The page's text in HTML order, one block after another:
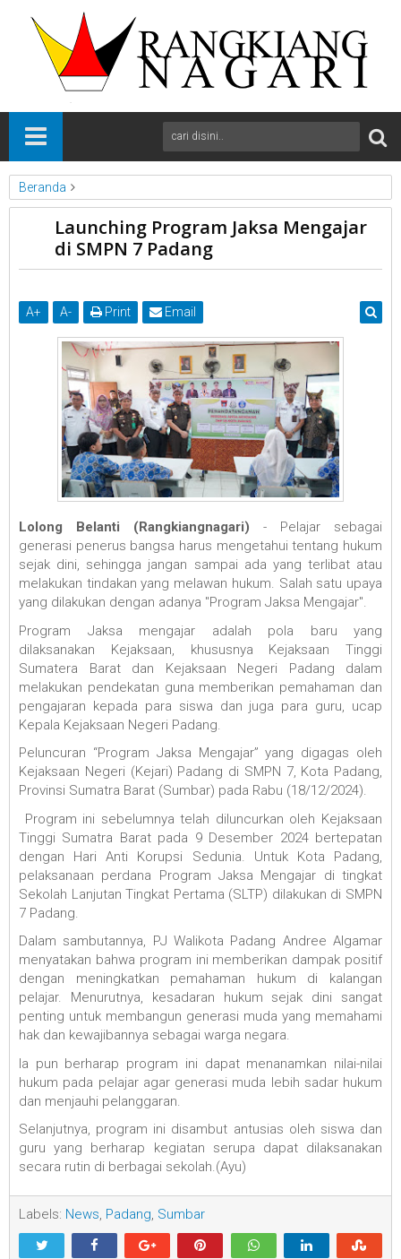
Beranda
News
Padang
Sumbar
Launching Program Jaksa Mengajar di SMPN 7 Padang
Launching Program Jaksa Mengajar
di SMPN 7 Padang
A+ A- Print Email
Lolong Belanti (Rangkiangnagari) - Pelajar sebagai
generasi penerus bangsa harus mengetahui tentang hukum
sejak dini, sehingga jangan sampai ada yang terlibat atau
mela­kukan tindakan yang melawan hukum. Salah satu upaya
yang dilakukan dengan adanya "Program Jaksa Mengajar".
Program Jaksa mengajar adalah pola baru yang
dilaksanakan Kejaksaan, khususnya Kejaksaan Tinggi
Sumatera Barat dan Kejaksaan Negeri Padang dalam
melakukan pendekatan guna memberikan pemahaman dan
pengajaran kepada para siswa dan juga para guru, ucap
Kepala Kejaksaan Negeri Padang.
Peluncuran “Program Jaksa Mengajar” yang digagas oleh
Kejaksaan Negeri (Kejari) Padang di SMPN 7, Kota Padang,
Provinsi Sumatra Barat (Sumbar) pada Rabu (18/12/2024).
Program ini sebelumnya telah diluncurkan oleh Kejaksaan
Tinggi Sumatra Barat pada 9 Desember 2024 bertepatan
dengan Hari Anti Korupsi Sedunia. Untuk Kota Padang,
pelaksanaan perdana Program Jaksa Mengajar di tingkat
Sekolah Lanjutan Tingkat Pertama (SLTP) dilakukan di SMPN
7 Padang.
Dalam sambutannya, PJ Walikota Padang Andree Algamar
menyatakan bahwa program ini memberikan dampak positif
dengan meningkatkan pemahaman hukum di kalangan
pelajar. Menurutnya, kesadaran hukum sejak dini sangat
penting untuk membangun generasi muda yang memahami
hak dan kewajibannya sebagai warga negara.
Ia pun berharap program ini dapat menanamkan nilai-nilai
hukum pada pelajar agar generasi muda lebih sadar hukum
dan menjauhi pelanggaran.
Selanjutnya, program ini disambut antusias oleh siswa dan
guru yang berharap kegiatan serupa dapat dilaksanakan
secara rutin di berbagai sekolah.(Ayu)
Labels: News, Padang, Sumbar